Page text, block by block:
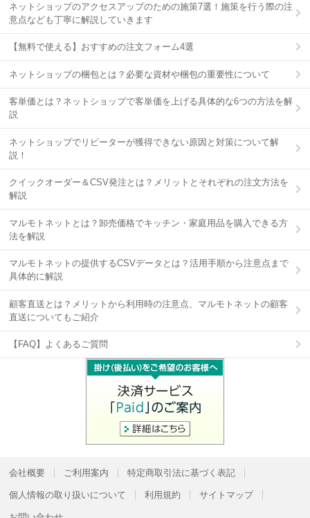
ネットショップのアクセスアップのための施策7選！施策を行う際の注
意点なども丁寧に解説していきます
【無料で使える】おすすめの注文フォーム4選
ネットショップの梱包とは？必要な資材や梱包の重要性について
客単価とは？ネットショップで客単価を上げる具体的な6つの方法を解
説
ネットショップでリピーターが獲得できない原因と対策について解
説！
クイックオーダー＆CSV発注とは？メリットとそれぞれの注文方法を
解説
マルモトネットとは？卸売価格でキッチン・家庭用品を購入できる方
法を解説
マルモトネットの提供するCSVデータとは？活用手順から注意点まで
具体的に解説
顧客直送とは？メリットから利用時の注意点、マルモトネットの顧客
直送についてもご紹介
【FAQ】よくあるご質問
会社概要 ご利用案内 特定商取引法に基づく表記
個人情報の取り扱いについて 利用規約 サイトマップ